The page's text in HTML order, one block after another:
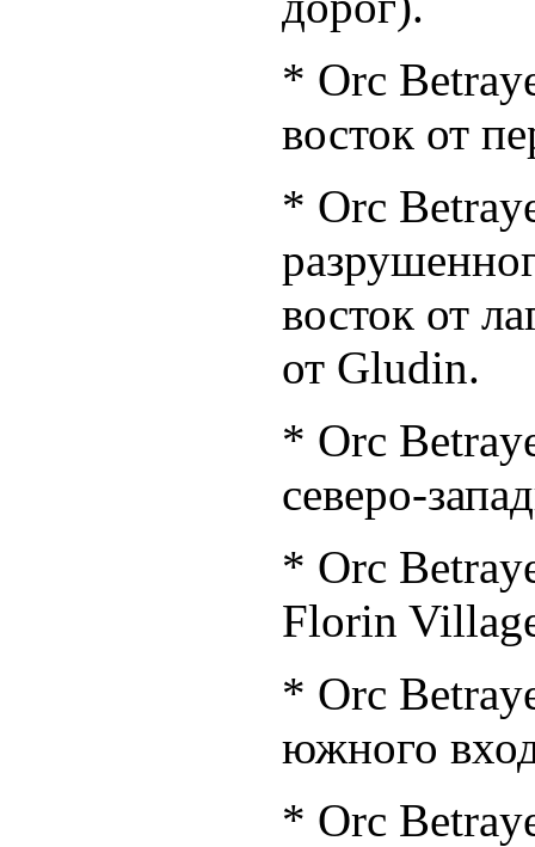
* Orc
восток от
* Orc
восток от
от Gludin.
* Orc
северо-
* Orc
Florin
* Orc
южного
* Orc